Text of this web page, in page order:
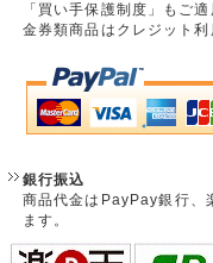
「買い手保護制度」もご
金券類商品はクレジット利
銀行振込
商品代金はPayPay銀行、
ます。